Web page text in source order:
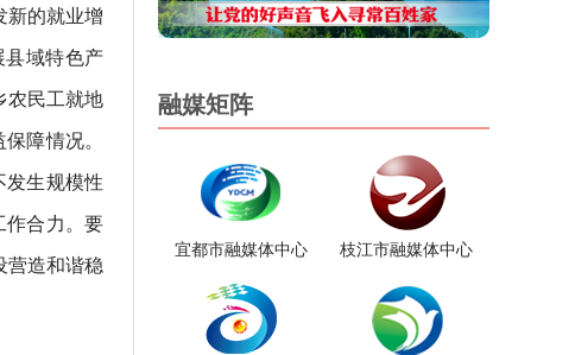
新的就业增
县域特色产
农民工就地
障情况。
生规模性
作合力。要
营造和谐稳
融媒矩阵
宜都市融媒体中心 枝江市融媒体中心